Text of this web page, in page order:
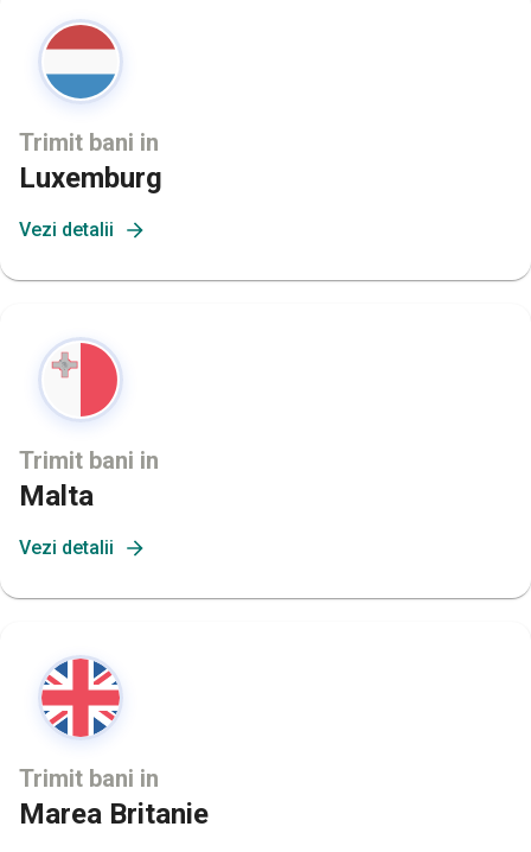
Trimit bani in
Luxemburg
Vezi detalii
Trimit bani in
Malta
Vezi detalii
Trimit bani in
Marea Britanie